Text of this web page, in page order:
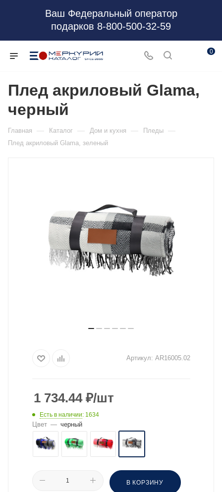
Ваш Федеральный оператор
подарков 8-800-500-32-59
0
Плед акриловый Glama,
черный
Главная — Каталог — Дом и кухня — Пледы —
Плед акриловый Glama, зеленый
Артикул: AR16005.02
1 734.44₽/шт
Есть в наличии: 1634
Цвет — черный
В КОРЗИНУ